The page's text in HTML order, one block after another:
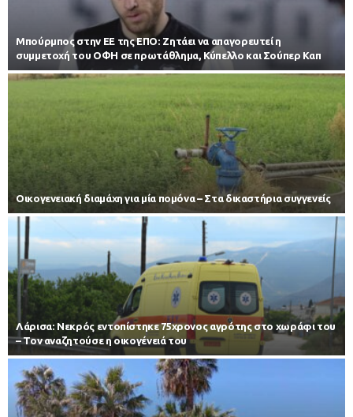
Μπούρμπος στην ΕΕ της ΕΠΟ: Ζητάει να απαγορευτεί η
συμμετοχή του ΟΦΗ σε πρωτάθλημα, Κύπελλο και Σούπερ Καπ
Οικογενειακή διαμάχη για μία πομόνα – Στα δικαστήρια συγγενείς
Λάρισα: Νεκρός εντοπίστηκε 75χρονος αγρότης στο χωράφι του
– Toν αναζητούσε η οικογένειά του